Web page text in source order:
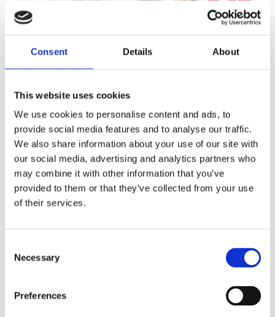
Consent Details About
This website uses cookies
We use cookies to personalise content and ads, to
provide social media features and to analyse our traffic.
We also share information about your use of our site with
our social media, advertising and analytics partners who
may combine it with other information that you’ve
provided to them or that they’ve collected from your use
of their services.
Selection
Necessary
Preferences
JUL
Normativa de vehículos
industriales en Madrid 2026:
cambios que pueden afectar a tu
alquiler este verano
alquilar un vehículo industrial,alquiler furgonetas
ECO Madrid,alquiler furgonetas industriales,alquiler
vehículos ECO Madrid
industriales en Madrid 2026
transporte profesional Madrid